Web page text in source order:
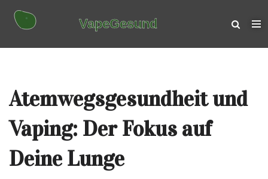
Atemwegsgesundheit und
Vaping: Der Fokus auf
Deine Lunge